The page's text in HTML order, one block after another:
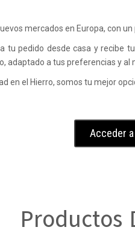
mercados en Europa, con
tu pedido desde casa y
a tus preferencias y al
en el Hierro, somos tu mejor
Acceder
Productos